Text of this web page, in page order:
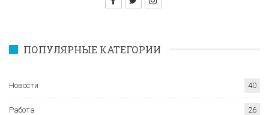
ПОПУЛЯРНЫЕ КАТЕГОРИИ
Новости 40
Работа 26